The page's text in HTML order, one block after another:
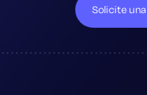
Solicite